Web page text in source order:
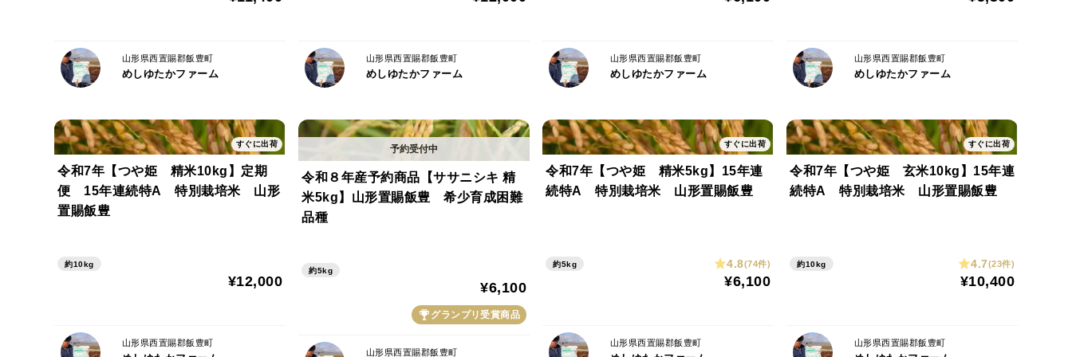
学肥料5割減を心がけております。
めしゆたかファームの所在する飯豊町下椿地区は、飯豊山からの雪解け水に含まれる美味しいお
米作りに必須のミネラル、ケイ酸が春先に田んぼへ豊富に注ぎ込み、土壌は粘着質で本当に美味
飯の豊かな町と書く飯豊町（いいでまち）、お米王国山形県の中でも特筆して美味しいお米を作
ることができる飯豊町。
極上の農家直送米をお楽しみくださいませ。
【こだわり】
玄米を冷蔵庫保存し、発送日直前に色彩選別機を通し欠損米などの異物を除去、精米ご希望のお
客様へは精米機を通し、新鮮な玄米 / 精米をお送りいたします。
山形県西置賜郡飯豊町
めしゆたかファーム
山形県西置賜郡飯豊町
めしゆたかファーム
山形県西置賜郡飯豊町
めしゆたかファーム
山形県西置賜郡飯豊町
めしゆたかファーム
すぐに出荷
令和7年【つや姫 精米10kg】定期
便 15年連続特A 特別栽培米 山形
置賜飯豊
約10kg
¥12,000
山形県西置賜郡飯豊町
令和８年産予約商品【ササニシキ 精
米5kg】山形置賜飯豊 希少育成困難
品種
約5kg
¥6,100
グランプリ受賞商品
山形県西置賜郡飯豊町
すぐに出荷
令和7年【つや姫 精米5kg】15年連
続特A 特別栽培米 山形置賜飯豊
約5kg 4.8(74件)
¥6,100
山形県西置賜郡飯豊町
すぐに出荷
令和7年【つや姫 玄米10kg】15年連
続特A 特別栽培米 山形置賜飯豊
約10kg 4.7(23件)
¥10,400
山形県西置賜郡飯豊町